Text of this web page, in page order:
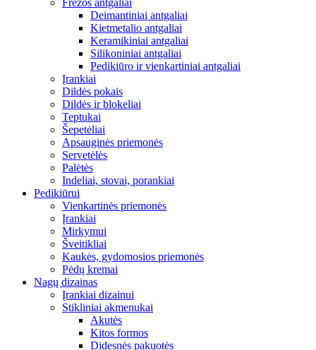
Frezos antgaliai
Deimantiniai antgaliai
Kietmetalio antgaliai
Keramikiniai antgaliai
Silikoniniai antgaliai
Pedikiūro ir vienkartiniai antgaliai
Įrankiai
Dildės pokais
Dildės ir blokeliai
Teptukai
Šepetėliai
Apsauginės priemonės
Servetėlės
Palėtės
Indeliai, stovai, porankiai
Pedikiūrui
Vienkartinės priemonės
Įrankiai
Mirkymui
Šveitikliai
Kaukės, gydomosios priemonės
Pėdų kremai
Nagų dizainas
Įrankiai dizainui
Stikliniai akmenukai
Akutės
Kitos formos
Didesnės pakuotės